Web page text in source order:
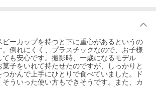
ーカップを持つと下に重心があるというの
倒れにくく、プラスチックなので、お子様
も安心です。撮影時、一歳になるモデル
子をいれて持たせたのですが、しっかりと
かんで上手にひとりで食べていました。ド
そういった使い方もできそうです。また、カ